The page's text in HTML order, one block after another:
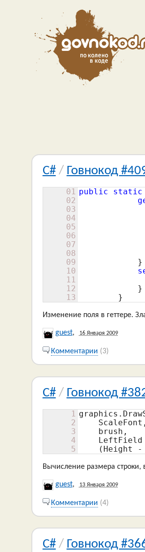
C#/ Говнокод
01
02
03
04
05
06
07
08
09
10
11
12
13
public static
            }
            }
        }
Изменение поля в геттере.
guest, 16 Января 2009
Комментарии (3)
C#/ Говнокод
1
2
3
4
5
    ScaleFont,
    brush,
(Height
Вычисление размера строки,
guest, 13 Января 2009
Комментарии (4)
C#/ Говнокод